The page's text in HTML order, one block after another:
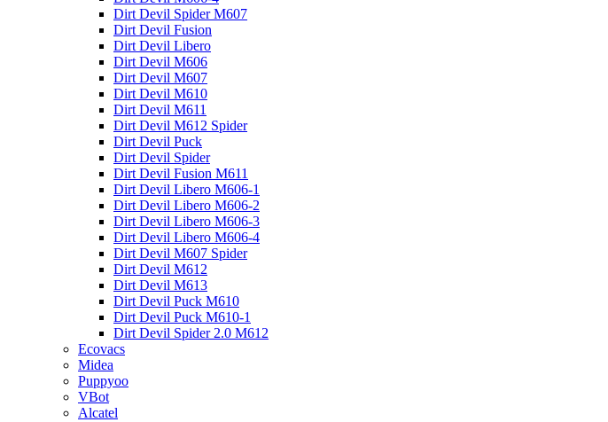
Dirt Devil Spider M607
Dirt Devil Fusion
Dirt Devil Libero
Dirt Devil M606
Dirt Devil M607
Dirt Devil M610
Dirt Devil M611
Dirt Devil M612 Spider
Dirt Devil Puck
Dirt Devil Spider
Dirt Devil Fusion M611
Dirt Devil Libero M606-1
Dirt Devil Libero M606-2
Dirt Devil Libero M606-3
Dirt Devil Libero M606-4
Dirt Devil M607 Spider
Dirt Devil M612
Dirt Devil M613
Dirt Devil Puck M610
Dirt Devil Puck M610-1
Dirt Devil Spider 2.0 M612
Ecovacs
Midea
Puppyoo
VBot
Alcatel